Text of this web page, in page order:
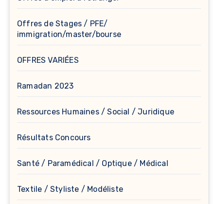
Offres de Stages / PFE/
immigration/master/bourse
OFFRES VARIÉES
Ramadan 2023
Ressources Humaines / Social / Juridique
Résultats Concours
Santé / Paramédical / Optique / Médical
Textile / Styliste / Modéliste